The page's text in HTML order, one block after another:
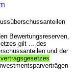
Bewertungsreserven,
gilt ... des
und der